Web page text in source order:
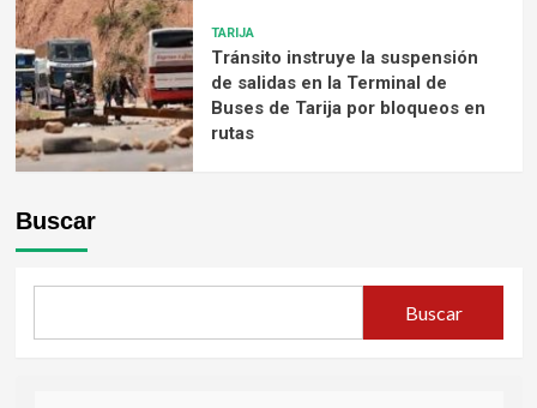
TARIJA
Tránsito instruye la suspensión
de salidas en la Terminal de
Buses de Tarija por bloqueos en
rutas
Buscar
Buscar